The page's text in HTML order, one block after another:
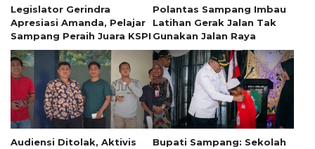
Legislator Gerindra
Apresiasi Amanda, Pelajar
Sampang Peraih Juara KSPI
Polantas Sampang Imbau
Latihan Gerak Jalan Tak
Gunakan Jalan Raya
Audiensi Ditolak, Aktivis
Bupati Sampang: Sekolah